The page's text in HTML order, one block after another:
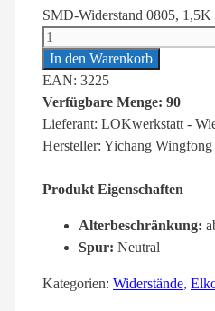
SMD-Widerstand 0805, 1,5K
In den Warenkorb
EAN: 3225
Verfügbare Menge: 90
Lieferant: LOKwerkstatt -
Hersteller: Yichang
Produkt Eigenschaften
Alterbeschränkung:
Spur: Neutral
Kategorien: Widerstände,